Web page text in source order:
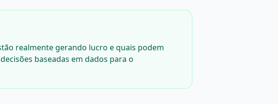
realmente gerando lucro e quais podem
baseadas em dados para o